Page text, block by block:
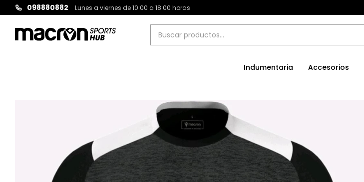
Indumentaria Accesorios
098880882 Lunes a viernes de 10:00 a 18:00 horas